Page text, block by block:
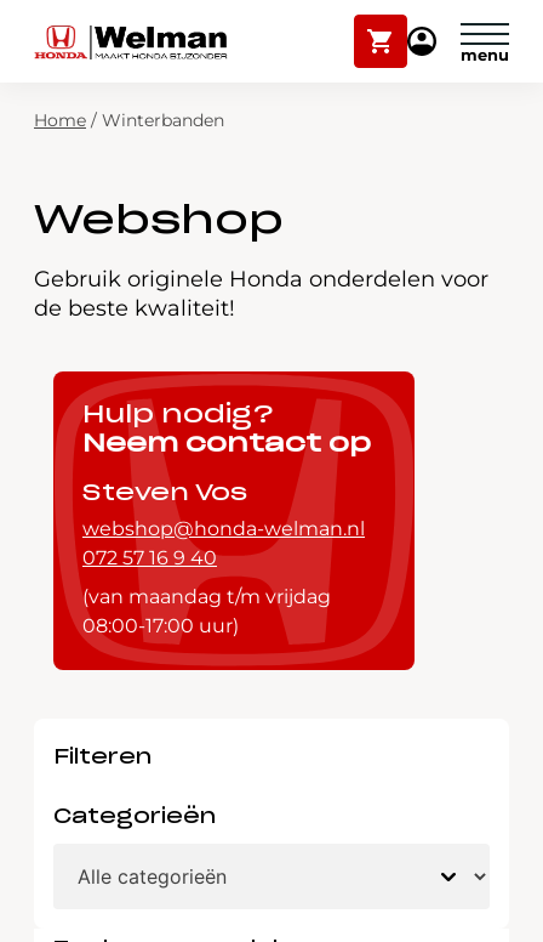
Winkelwagen
Mijn
Modellen
Over ons
Webshop
Contact
Zoekfunctie
Plan onderhoud
Mijn Honda Welman
Home / Winterbanden
Webshop
Gebruik originele Honda onderdelen voor
de beste kwaliteit!
Hulp nodig?
Neem contact op
Steven Vos
webshop@honda-welman.nl
072 57 16 9 40
(van maandag t/m vrijdag
08:00-17:00 uur)
Filteren
Categorieën